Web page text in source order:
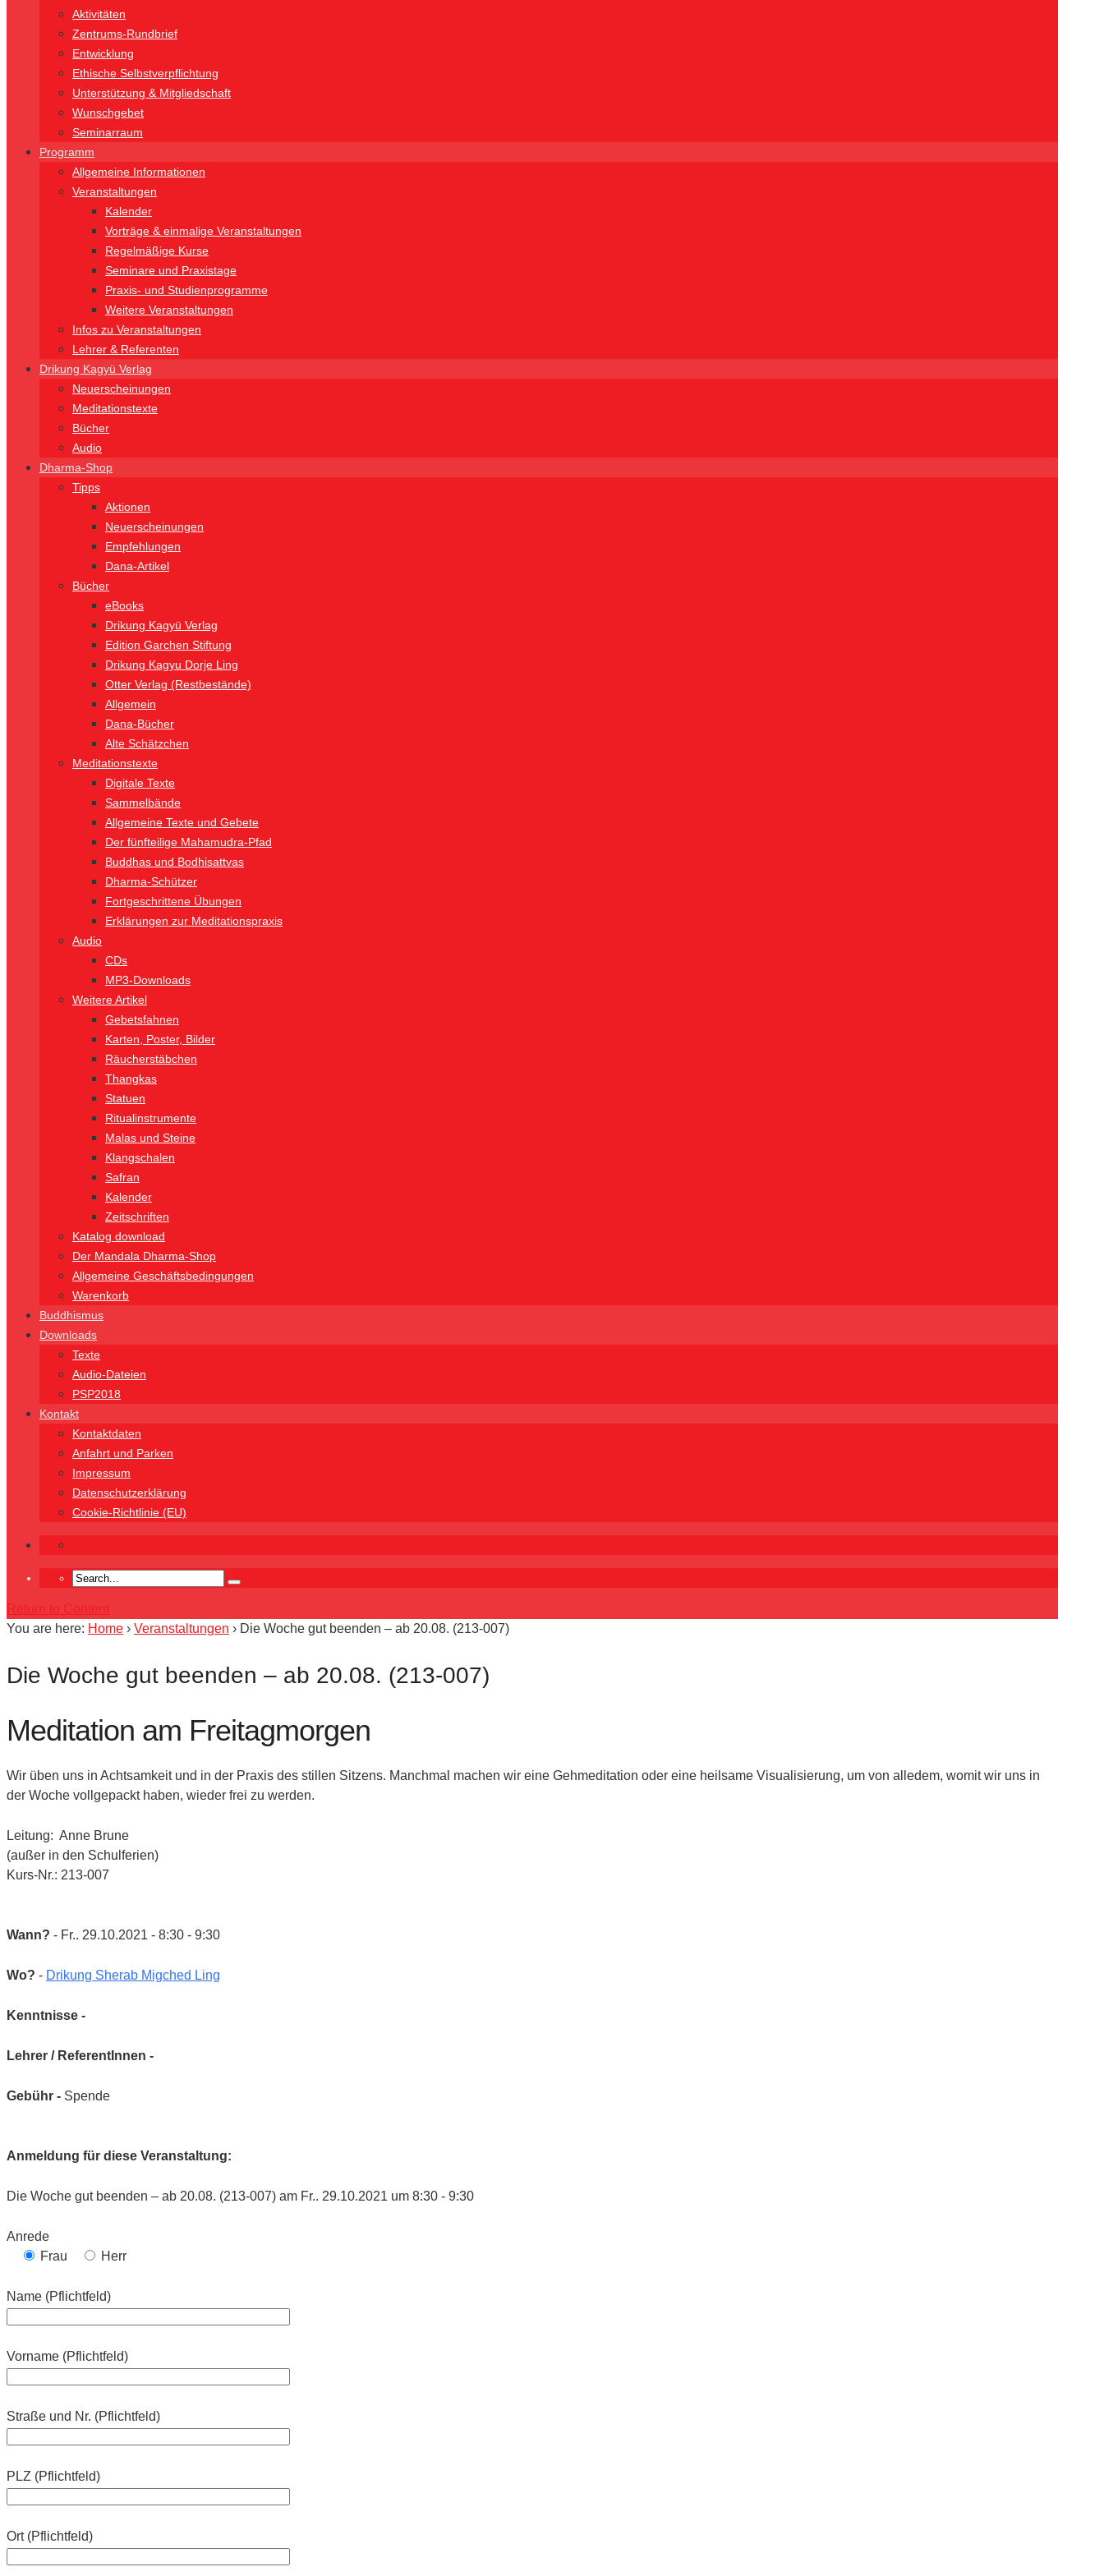
Aktivitäten
Zentrums-Rundbrief
Entwicklung
Ethische Selbstverpflichtung
Unterstützung & Mitgliedschaft
Wunschgebet
Seminarraum
Programm
Allgemeine Informationen
Veranstaltungen
Kalender
Vorträge & einmalige Veranstaltungen
Regelmäßige Kurse
Seminare und Praxistage
Praxis- und Studienprogramme
Weitere Veranstaltungen
Infos zu Veranstaltungen
Lehrer & Referenten
Drikung Kagyü Verlag
Neuerscheinungen
Meditationstexte
Bücher
Audio
Dharma-Shop
Tipps
Aktionen
Neuerscheinungen
Empfehlungen
Dana-Artikel
Bücher
eBooks
Drikung Kagyü Verlag
Edition Garchen Stiftung
Drikung Kagyu Dorje Ling
Otter Verlag (Restbestände)
Allgemein
Dana-Bücher
Alte Schätzchen
Meditationstexte
Digitale Texte
Sammelbände
Allgemeine Texte und Gebete
Der fünfteilige Mahamudra-Pfad
Buddhas und Bodhisattvas
Dharma-Schützer
Fortgeschrittene Übungen
Erklärungen zur Meditationspraxis
Audio
CDs
MP3-Downloads
Weitere Artikel
Gebetsfahnen
Karten, Poster, Bilder
Räucherstäbchen
Thangkas
Statuen
Ritualinstrumente
Malas und Steine
Klangschalen
Safran
Kalender
Zeitschriften
Katalog download
Der Mandala Dharma-Shop
Allgemeine Geschäftsbedingungen
Warenkorb
Buddhismus
Downloads
Texte
Audio-Dateien
PSP2018
Kontakt
Kontaktdaten
Anfahrt und Parken
Impressum
Datenschutzerklärung
Cookie-Richtlinie (EU)
Return to Content
You are here: Home › Veranstaltungen › Die Woche gut beenden – ab 20.08. (213-007)
Die Woche gut beenden – ab 20.08. (213-007)
Meditation am Freitagmorgen
Wir üben uns in Achtsamkeit und in der Praxis des stillen Sitzens. Manchmal machen wir eine Gehmeditation oder eine heilsame Visualisierung, um von alledem, womit wir uns in
der Woche vollgepackt haben, wieder frei zu werden.
Leitung: Anne Brune
(außer in den Schulferien)
Kurs-Nr.: 213-007
Wann? - Fr.. 29.10.2021 - 8:30 - 9:30
Wo? - Drikung Sherab Migched Ling
Kenntnisse -
Lehrer / ReferentInnen -
Gebühr - Spende
Anmeldung für diese Veranstaltung:
Die Woche gut beenden – ab 20.08. (213-007) am Fr.. 29.10.2021 um 8:30 - 9:30
Anrede
Frau
Herr
Name (Pflichtfeld)
Vorname (Pflichtfeld)
Straße und Nr. (Pflichtfeld)
PLZ (Pflichtfeld)
Ort (Pflichtfeld)